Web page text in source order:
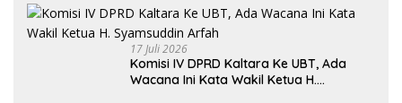
Selatan
17 Juli 2026
Komisi IV DPRD Kaltara Ke UBT, Ada
Wacana Ini Kata Wakil Ketua H.